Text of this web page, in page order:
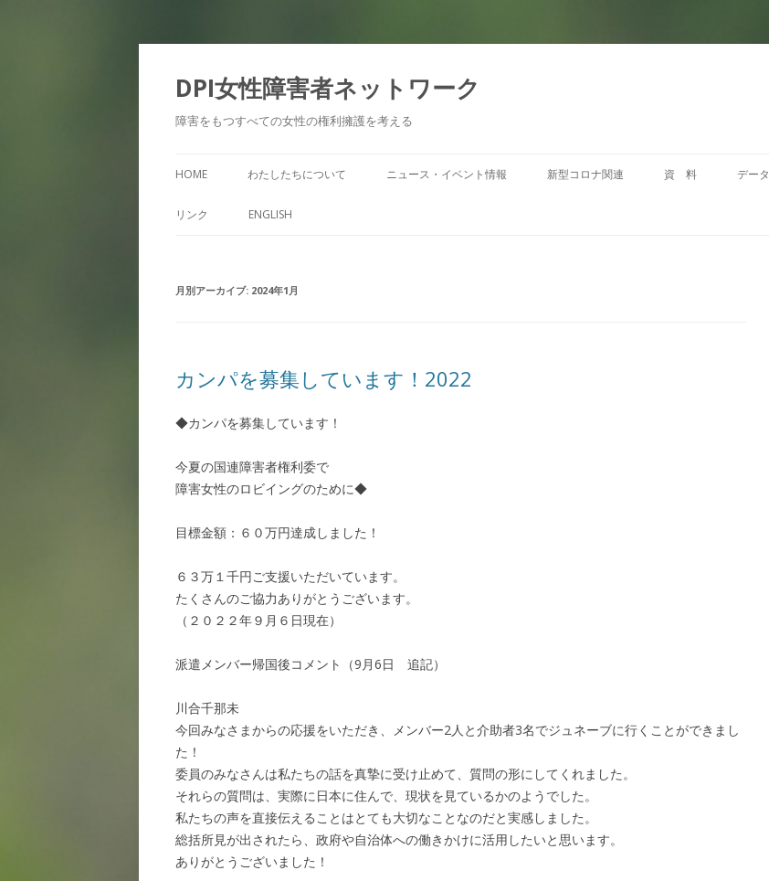
DPI女性障害者ネットワーク
障害をもつすべての女性の権利擁護を考える
ン
テ
HOME わたしたちについて ニュース・イベント情報 新型コロナ関連 資 料 データ
リンク ENGLISH
月別アーカイブ: 2024年1月
カンパを募集しています！2022
◆カンパを募集しています！
今夏の国連障害者権利委で
障害女性のロビイングのために◆
目標金額：６０万円達成しました！
６３万１千円ご支援いただいています。
たくさんのご協力ありがとうございます。
（２０２２年９月６日現在）
派遣メンバー帰国後コメント（9月6日 追記）
川合千那未
今回みなさまからの応援をいただき、メンバー2人と介助者3名でジュネーブに行くことができまし
た！
委員のみなさんは私たちの話を真摯に受け止めて、質問の形にしてくれました。
それらの質問は、実際に日本に住んで、現状を見ているかのようでした。
私たちの声を直接伝えることはとても大切なことなのだと実感しました。
総括所見が出されたら、政府や自治体への働きかけに活用したいと思います。
ありがとうございました！